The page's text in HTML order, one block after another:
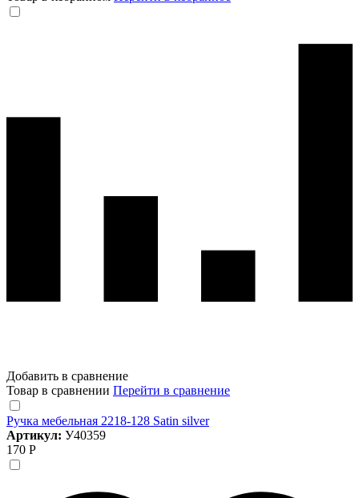
Добавить в сравнение
Товар в сравнении Перейти в сравнение
Ручка мебельная 2218-128 Satin silver
Артикул: У40359
170 Р